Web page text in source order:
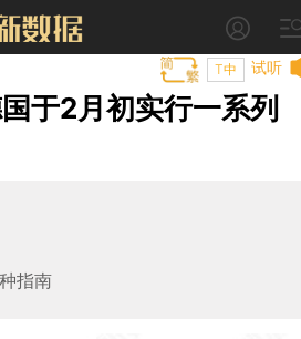
试听
T中
于2月初实行一系列
指南